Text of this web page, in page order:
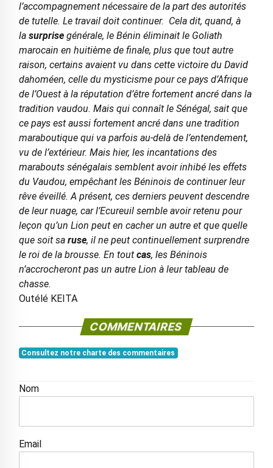
l’accompagnement nécessaire de la part des autorités
de tutelle. Le travail doit continuer. Cela dit, quand, à
la surprisegénérale, le Bénin éliminait le Goliath
marocain en huitième de finale, plus que tout autre
raison, certains avaient vu dans cette victoire du David
dahoméen, celle du mysticisme pour ce pays d’Afrique
de l’Ouest à la réputation d’être fortement ancré dans la
tradition vaudou. Mais qui connaît le Sénégal, sait que
ce pays est aussi fortement ancré dans une tradition
maraboutique qui va parfois au-delà de l’entendement,
vu de l’extérieur. Mais hier, les incantations des
marabouts sénégalais semblent avoir inhibé les effets
du Vaudou, empêchant les Béninois de continuer leur
rêve éveillé. A présent, ces derniers peuvent descendre
de leur nuage, car l’Ecureuil semble avoir retenu pour
leçon qu’un Lion peut en cacher un autre et que quelle
que soit sa ruse, il ne peut continuellement surprendre
le roi de la brousse. En tout cas, les Béninois
n’accrocheront pas un autre Lion à leur tableau de
chasse.
Outélé KEITA
COMMENTAIRES
Consultez notre charte des commentaires
Nom
Email